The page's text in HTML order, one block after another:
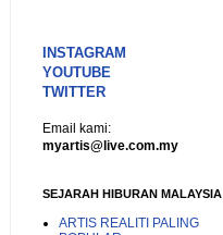
INSTAGRAM
YOUTUBE
TWITTER
Email kami:
myartis@live.com.my
SEJARAH HIBURAN MALAYSIA
ARTIS REALITI PALING